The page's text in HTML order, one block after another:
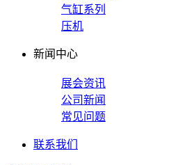
气缸系列
压机
新闻中心
展会资讯
公司新闻
常见问题
联系我们